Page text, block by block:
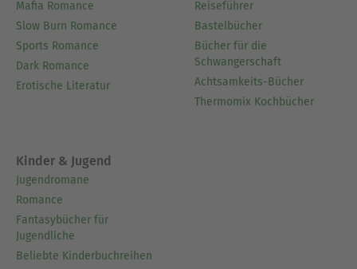
Mafia Romance
Slow Burn Romance
Sports Romance
Dark Romance
Erotische Literatur
Reiseführer
Bastelbücher
Bücher für die
Schwangerschaft
Achtsamkeits-Bücher
Thermomix Kochbücher
Kinder & Jugend
Jugendromane
Romance
Fantasybücher für
Jugendliche
Beliebte Kinderbuchreihen